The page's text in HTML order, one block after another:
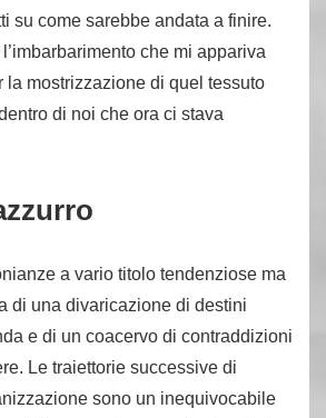
su come sarebbe andata a finire.
che mi appariva
la mostrizzazione di quel tessuto
di noi che ora ci stava
a vario titolo tendenziose ma
di una divaricazione di destini
e di un coacervo di contraddizioni
Le traiettorie successive di
sono un inequivocabile